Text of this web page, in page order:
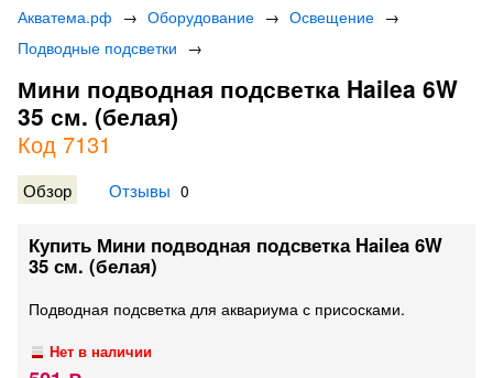
Акватема.рф → Оборудование → Освещение →
Подводные подсветки →
Мини подводная подсветка Hailea 6W
35 см. (белая)
Код 7131
Обзор Отзывы 0
Купить Мини подводная подсветка Hailea 6W
35 см. (белая)
Подводная подсветка для аквариума с присосками.
Нет в наличии